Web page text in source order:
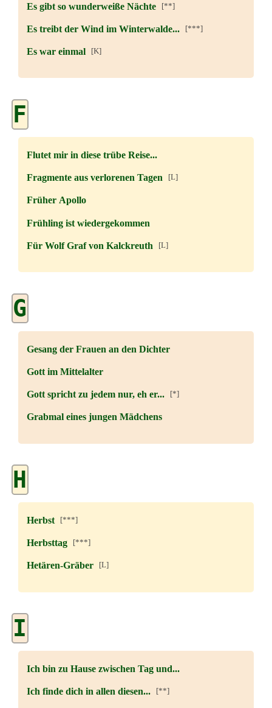
Es gibt so wunderweiße Nächte[**]
Es treibt der Wind im Winterwalde... [***]
Es war einmal [K]
F
Flutet mir in diese trübe Reise...
Fragmente aus verlorenen Tagen [L]
Früher Apollo
Frühling ist wiedergekommen
Für Wolf Graf von Kalckreuth [L]
G
Gesang der Frauen an den Dichter
Gott im Mittelalter
Gott spricht zu jedem nur, eh er... [*]
Grabmal eines jungen Mädchens
H
Herbst[***]
Herbsttag[***]
Hetären-Gräber[L]
I
Ich bin zu Hause zwischen Tag und...
Ich finde dich in allen diesen... [**]